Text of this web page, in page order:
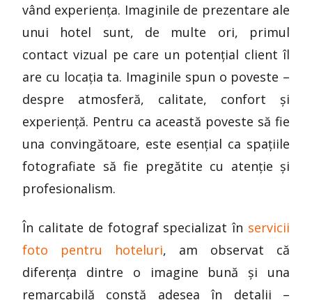
vând experiența. Imaginile de prezentare ale
unui hotel sunt, de multe ori, primul
contact vizual pe care un potențial client îl
are cu locația ta. Imaginile spun o poveste –
despre atmosferă, calitate, confort și
experiență. Pentru ca această poveste să fie
una convingătoare, este esențial ca spațiile
fotografiate să fie pregătite cu atenție și
profesionalism.
În calitate de fotograf specializat în servicii
foto pentru hoteluri, am observat că
diferența dintre o imagine bună și una
remarcabilă constă adesea în detalii –